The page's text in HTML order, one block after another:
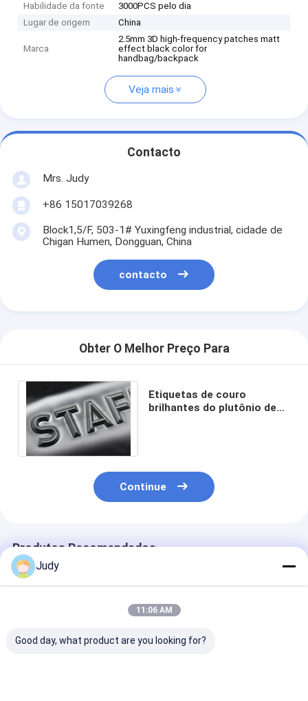
Habilidade da fonte
3000PCS pelo dia
Lugar de origem
China
Marca
2.5mm 3D high-frequency patches matt
effect black color for
handbag/backpack
Veja mais
Contacto
Mrs. Judy
+86 15017039268
Block1,5/F, 503-1# Yuxingfeng industrial, cidade de
Chigan Humen, Dongguan, China
contacto
Obter O Melhor Preço Para
Etiquetas de couro
brilhantes do plutônio de
Continue
Produtos Recomendados
Judy
11:06 AM
Good day, what product are you looking for?